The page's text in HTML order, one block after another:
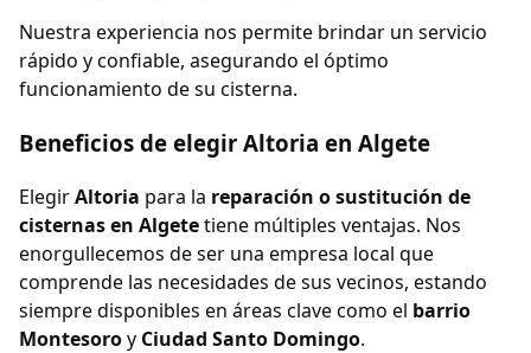
Nuestra experiencia nos permite brindar un servicio
rápido y confiable, asegurando el óptimo
funcionamiento de su cisterna.
Beneficios de elegir Altoria en Algete
ElegirAltoria para la reparación o sustitución de
cisternas en Algetetiene múltiples ventajas. Nos
enorgullecemos de ser una empresa local que
comprende las necesidades de sus vecinos, estando
siempre disponibles en áreas clave como el barrio
Montesoroy Ciudad Santo Domingo.